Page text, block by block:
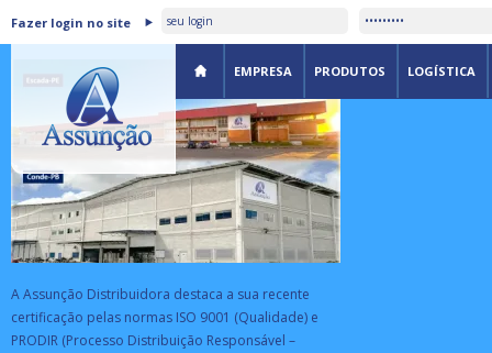
Fazer login no site
EMPRESA PRODUTOS LOGÍSTICA
ASSUNÇÃO DISTRIBUIDORA É
CERTIFICADA PELA BSI
A Assunção Distribuidora destaca a sua recente
certificação pelas normas ISO 9001 (Qualidade) e
PRODIR (Processo Distribuição Responsável –